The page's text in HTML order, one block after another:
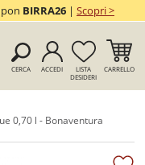
BIRRA26| Scopri >
CERCA ACCEDI
LISTA
DESIDERI
CARRELLO
0,70 l - Bonaventura